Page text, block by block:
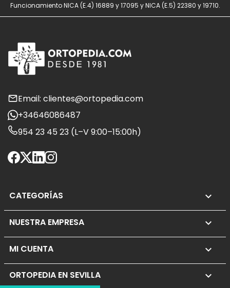
Funcionamiento NICA (E.4) 16889 y 17095 y NICA (E.5) 22380 y 19710.
Email: clientes@ortopedia.com
+34646086487
954 23 45 23 (L–V 9:00–15:00h)
CATEGORÍAS 
NUESTRA EMPRESA 
MI CUENTA 
ORTOPEDIA EN SEVILLA keyboard_arrow_down